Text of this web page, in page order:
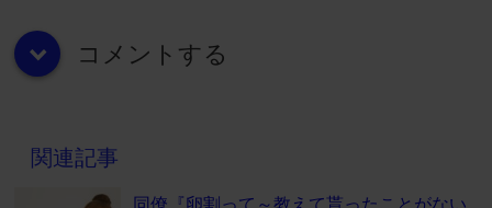
down コメントする
関連記事
同僚『卵割って～教えて貰ったことがない